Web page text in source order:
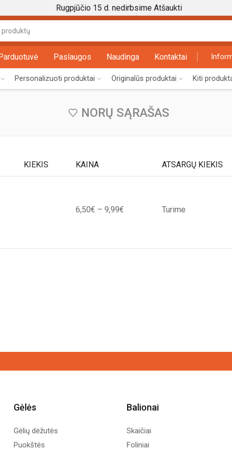
Rugpjūčio 15 d. nedirbsime Atšaukti
input
Parduotuvė Paslaugos Naudinga Kontaktai
Personalizuoti produktai Originalūs produktai Kiti
NORŲ SĄRAŠAS
KIEKIS KAINA ATSARGŲ KIEKIS
6,50€ – 9,99€ Turime
Gėlės
Gėlių dėžutės
Puokštės
Balionai
Skaičiai
Foliniai